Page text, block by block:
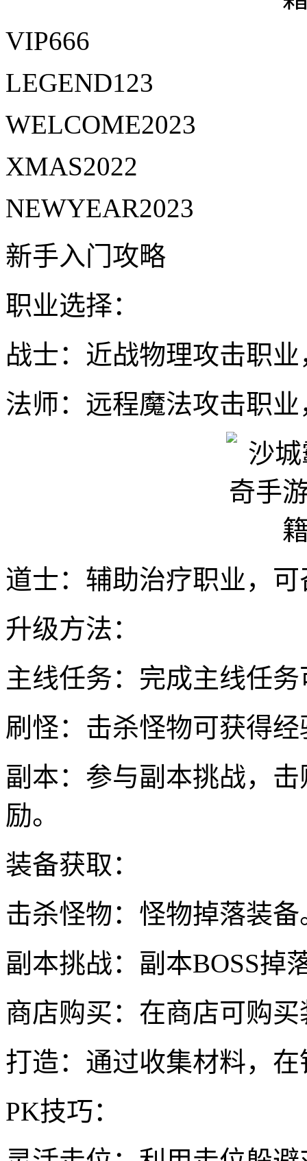
VIP666
LEGEND123
WELCOME2023
XMAS2022
NEWYEAR2023
新手入门攻略
职业选择：
战士：近战物理攻击职
法师：远程魔法攻击职
道士：辅助治疗职业，
升级方法：
主线任务：完成主线任
刷怪：击杀怪物可获得经
副本：参与副本挑战，
励。
装备获取：
击杀怪物：怪物掉落装备
副本挑战：副本BOSS掉
商店购买：在商店可购买
打造：通过收集材料，
PK技巧：